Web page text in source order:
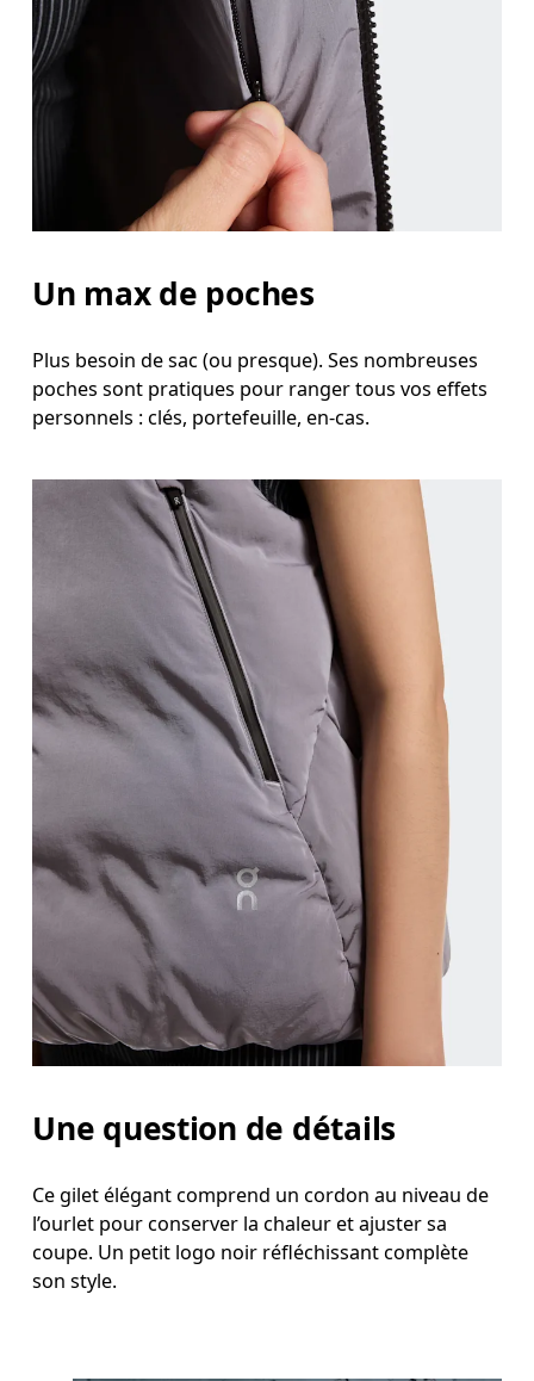
Un max de poches
Plus besoin de sac (ou presque). Ses nombreuses
poches sont pratiques pour ranger tous vos effets
personnels : clés, portefeuille, en-cas.
Une question de détails
Ce gilet élégant comprend un cordon au niveau de
l’ourlet pour conserver la chaleur et ajuster sa
coupe. Un petit logo noir réfléchissant complète
son style.